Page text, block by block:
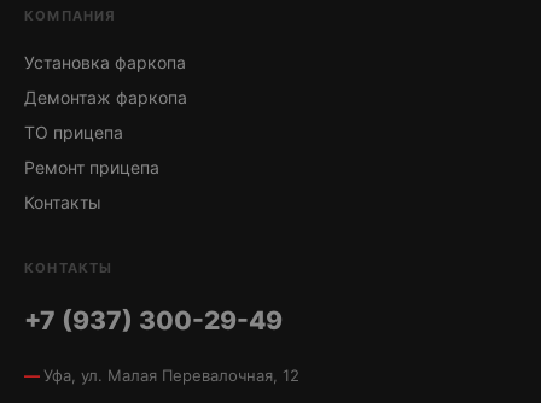
КОМПАНИЯ
Установка фаркопа
Демонтаж фаркопа
ТО прицепа
Ремонт прицепа
Контакты
КОНТАКТЫ
+7 (937) 300-29-49
Уфа, ул. Малая Перевалочная, 12